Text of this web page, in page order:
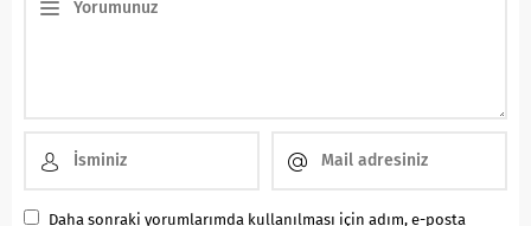
Daha sonraki yorumlarımda kullanılması için adım, e-posta